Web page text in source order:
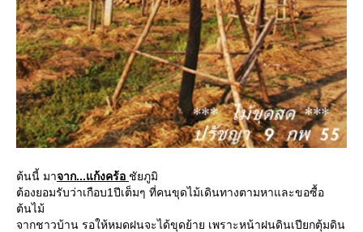
ต้นนี้ มาจาก...แก้งคร้อ ชัยภูมิ
ต้องยอมรับว่าเกือบ1ปีเต็มๆ ที่คนขุดไม้เดินทางตามหาและขอซื้อ
ต้นไม้
จากชาวบ้าน รอให้หมดฝนจะได้ขุดย้าย เพราะหน้าฝนดินเปียกตุ้มดิน